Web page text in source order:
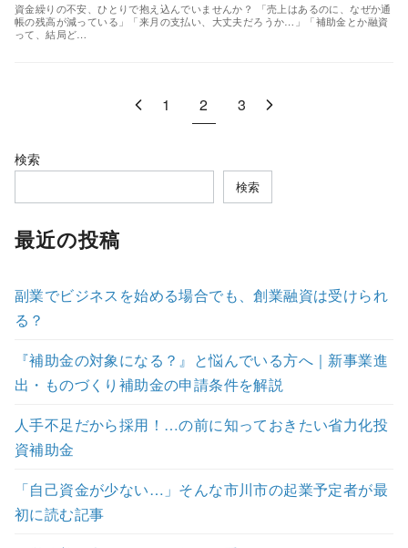
資金繰りの不安、ひとりで抱え込んでいませんか？ 「売上はあるのに、なぜか通
帳の残高が減っている」「来月の支払い、大丈夫だろうか…」「補助金とか融資
って、結局ど…
1 2 3
検索
検索
最近の投稿
副業でビジネスを始める場合でも、創業融資は受けられ
る？
『補助金の対象になる？』と悩んでいる方へ｜新事業進
出・ものづくり補助金の申請条件を解説
人手不足だから採用！…の前に知っておきたい省力化投
資補助金
「自己資金が少ない…」そんな市川市の起業予定者が最
初に読む記事